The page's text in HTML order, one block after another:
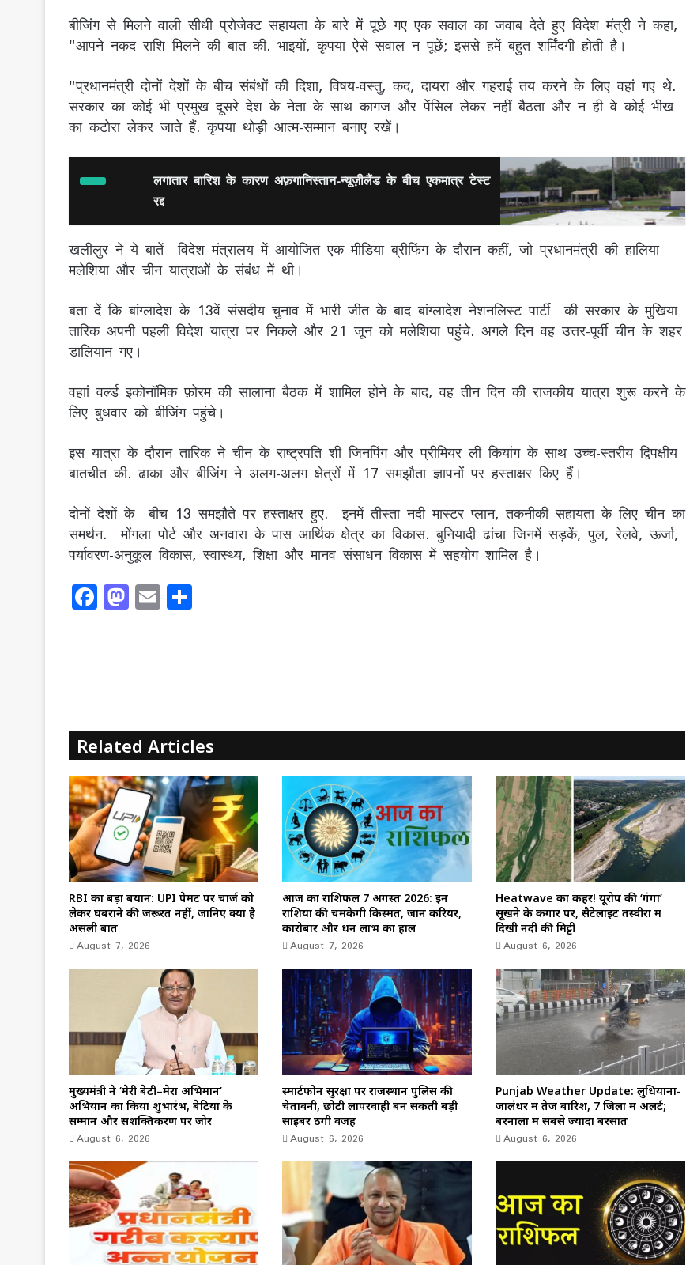
बीजिंग से मिलने वाली सीधी प्रोजेक्ट सहायता के बारे में पूछे गए एक सवाल का जवाब देते हुए विदेश मंत्री ने कहा,
"आपने नकद राशि मिलने की बात की. भाइयों, कृपया ऐसे सवाल न पूछें; इससे हमें बहुत शर्मिंदगी होती है।
"प्रधानमंत्री दोनों देशों के बीच संबंधों की दिशा, विषय-वस्तु, कद, दायरा और गहराई तय करने के लिए वहां गए थे.
सरकार का कोई भी प्रमुख दूसरे देश के नेता के साथ कागज और पेंसिल लेकर नहीं बैठता और न ही वे कोई भीख
का कटोरा लेकर जाते हैं. कृपया थोड़ी आत्म-सम्मान बनाए रखें।
लगातार बारिश के कारण अफ़गानिस्तान-न्यूज़ीलैंड के बीच एकमात्र टेस्ट
रद्द
खलीलुर ने ये बातें विदेश मंत्रालय में आयोजित एक मीडिया ब्रीफिंग के दौरान कहीं, जो प्रधानमंत्री की हालिया
मलेशिया और चीन यात्राओं के संबंध में थी।
बता दें कि बांग्लादेश के 13वें संसदीय चुनाव में भारी जीत के बाद बांग्लादेश नेशनलिस्ट पार्टी की सरकार के मुखिया
तारिक अपनी पहली विदेश यात्रा पर निकले और 21 जून को मलेशिया पहुंचे. अगले दिन वह उत्तर-पूर्वी चीन के शहर
डालियान गए।
वहाां वर्ल्ड इकोनॉमिक फ़ोरम की सालाना बैठक में शामिल होने के बाद, वह तीन दिन की राजकीय यात्रा शुरू करने के
लिए बुधवार को बीजिंग पहुंचे।
इस यात्रा के दौरान तारिक ने चीन के राष्ट्रपति शी जिनपिंग और प्रीमियर ली कियांग के साथ उच्च-स्तरीय द्विपक्षीय
बातचीत की. ढाका और बीजिंग ने अलग-अलग क्षेत्रों में 17 समझौता ज्ञापनों पर हस्ताक्षर किए हैं।
दोनों देशों के बीच 13 समझौते पर हस्ताक्षर हुए. इनमें तीस्ता नदी मास्टर प्लान, तकनीकी सहायता के लिए चीन का
समर्थन. मोंगला पोर्ट और अनवारा के पास आर्थिक क्षेत्र का विकास. बुनियादी ढांचा जिनमें सड़कें, पुल, रेलवे, ऊर्जा,
पर्यावरण-अनुकूल विकास, स्वास्थ्य, शिक्षा और मानव संसाधन विकास में सहयोग शामिल है।
F
a
o
o
k
M
a
o
n
E
m
Related Articles
RBI का बड़ा बयान: UPI पेमेंट पर चार्ज को
लेकर घबराने की जरूरत नहीं, जानिए क्या है
असली बात
August 7, 2026
आज का राशिफल 7 अगस्त 2026: इन
राशियों की चमकेगी किस्मत, जानें करियर,
कारोबार और धन लाभ का हाल
August 7, 2026
Heatwave का कहर! यूरोप की ‘गंगा’
सूखने के कगार पर, सैटेलाइट तस्वीरों में
दिखी नदी की मिट्टी
August 6, 2026
मुख्यमंत्री ने ‘मेरी बेटी–मेरा अभिमान’
अभियान का किया शुभारंभ, बेटियों के
सम्मान और सशक्तिकरण पर जोर
August 6, 2026
स्मार्टफोन सुरक्षा पर राजस्थान पुलिस की
चेतावनी, छोटी लापरवाही बन सकती बड़ी
साइबर ठगी वजह
August 6, 2026
Punjab Weather Update: लुधियाना-
जालंधर में तेज बारिश, 7 जिलों में अलर्ट;
बरनाला में सबसे ज्यादा बरसात
August 6, 2026